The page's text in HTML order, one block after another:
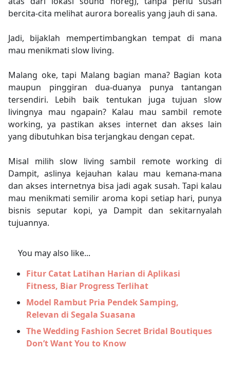
bercita-cita melihat aurora borealis yang jauh di sana.
Jadi, bijaklah mempertimbangkan tempat di mana
mau menikmati slow living.
Malang oke, tapi Malang bagian mana? Bagian kota
maupun pinggiran dua-duanya punya tantangan
tersendiri. Lebih baik tentukan juga tujuan slow
livingnya mau ngapain? Kalau mau sambil remote
working, ya pastikan akses internet dan akses lain
yang dibutuhkan bisa terjangkau dengan cepat.
Misal milih slow living sambil remote working di
Dampit, aslinya kejauhan kalau mau kemana-mana
dan akses internetnya bisa jadi agak susah. Tapi kalau
mau menikmati semilir aroma kopi setiap hari, punya
bisnis seputar kopi, ya Dampit dan sekitarnyalah
tujuannya.
You may also like...
Fitur Catat Latihan Harian di Aplikasi
Fitness, Biar Progress Terlihat
Model Rambut Pria Pendek Samping,
Relevan di Segala Suasana
The Wedding Fashion Secret Bridal Boutiques
Don’t Want You to Know